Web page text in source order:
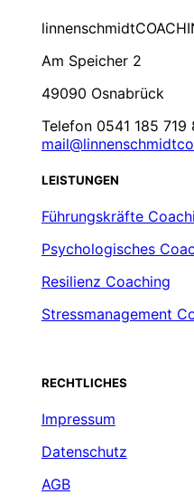
Am Speicher 2
49090 Osnabrück
Telefon 0541 185 719
LEISTUNGEN
Führungskräfte
Psychologisches
Resilienz Coaching
Stressmanagement
RECHTLICHES
Impressum
Datenschutz
AGB